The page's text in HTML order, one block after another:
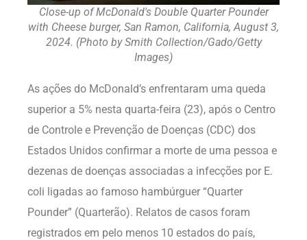
Close-up of McDonald's Double Quarter Pounder
with Cheese burger, San Ramon, California, August 3,
2024. (Photo by Smith Collection/Gado/Getty
Images)
As ações do McDonald’s enfrentaram uma queda
superior a 5% nesta quarta-feira (23), após o Centro
de Controle e Prevenção de Doenças (CDC) dos
Estados Unidos confirmar a morte de uma pessoa e
dezenas de doenças associadas a infecções por E.
coli ligadas ao famoso hambúrguer “Quarter
Pounder” (Quarterão). Relatos de casos foram
registrados em pelo menos 10 estados do país,